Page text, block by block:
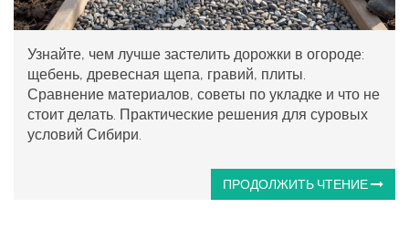
Узнайте, чем лучше застелить дорожки в огороде:
щебень, древесная щепа, гравий, плиты.
Сравнение материалов, советы по укладке и что не
стоит делать. Практические решения для суровых
условий Сибири.
ПРОДОЛЖИТЬ ЧТЕНИЕ